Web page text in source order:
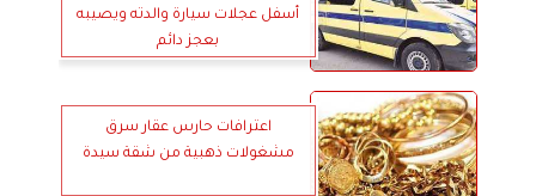
أسفل عجلات سيارة والدته ويصيبه
بعجز دائم
اعترافات حارس عقار سرق
مشغولات ذهبية من شقة سيدة